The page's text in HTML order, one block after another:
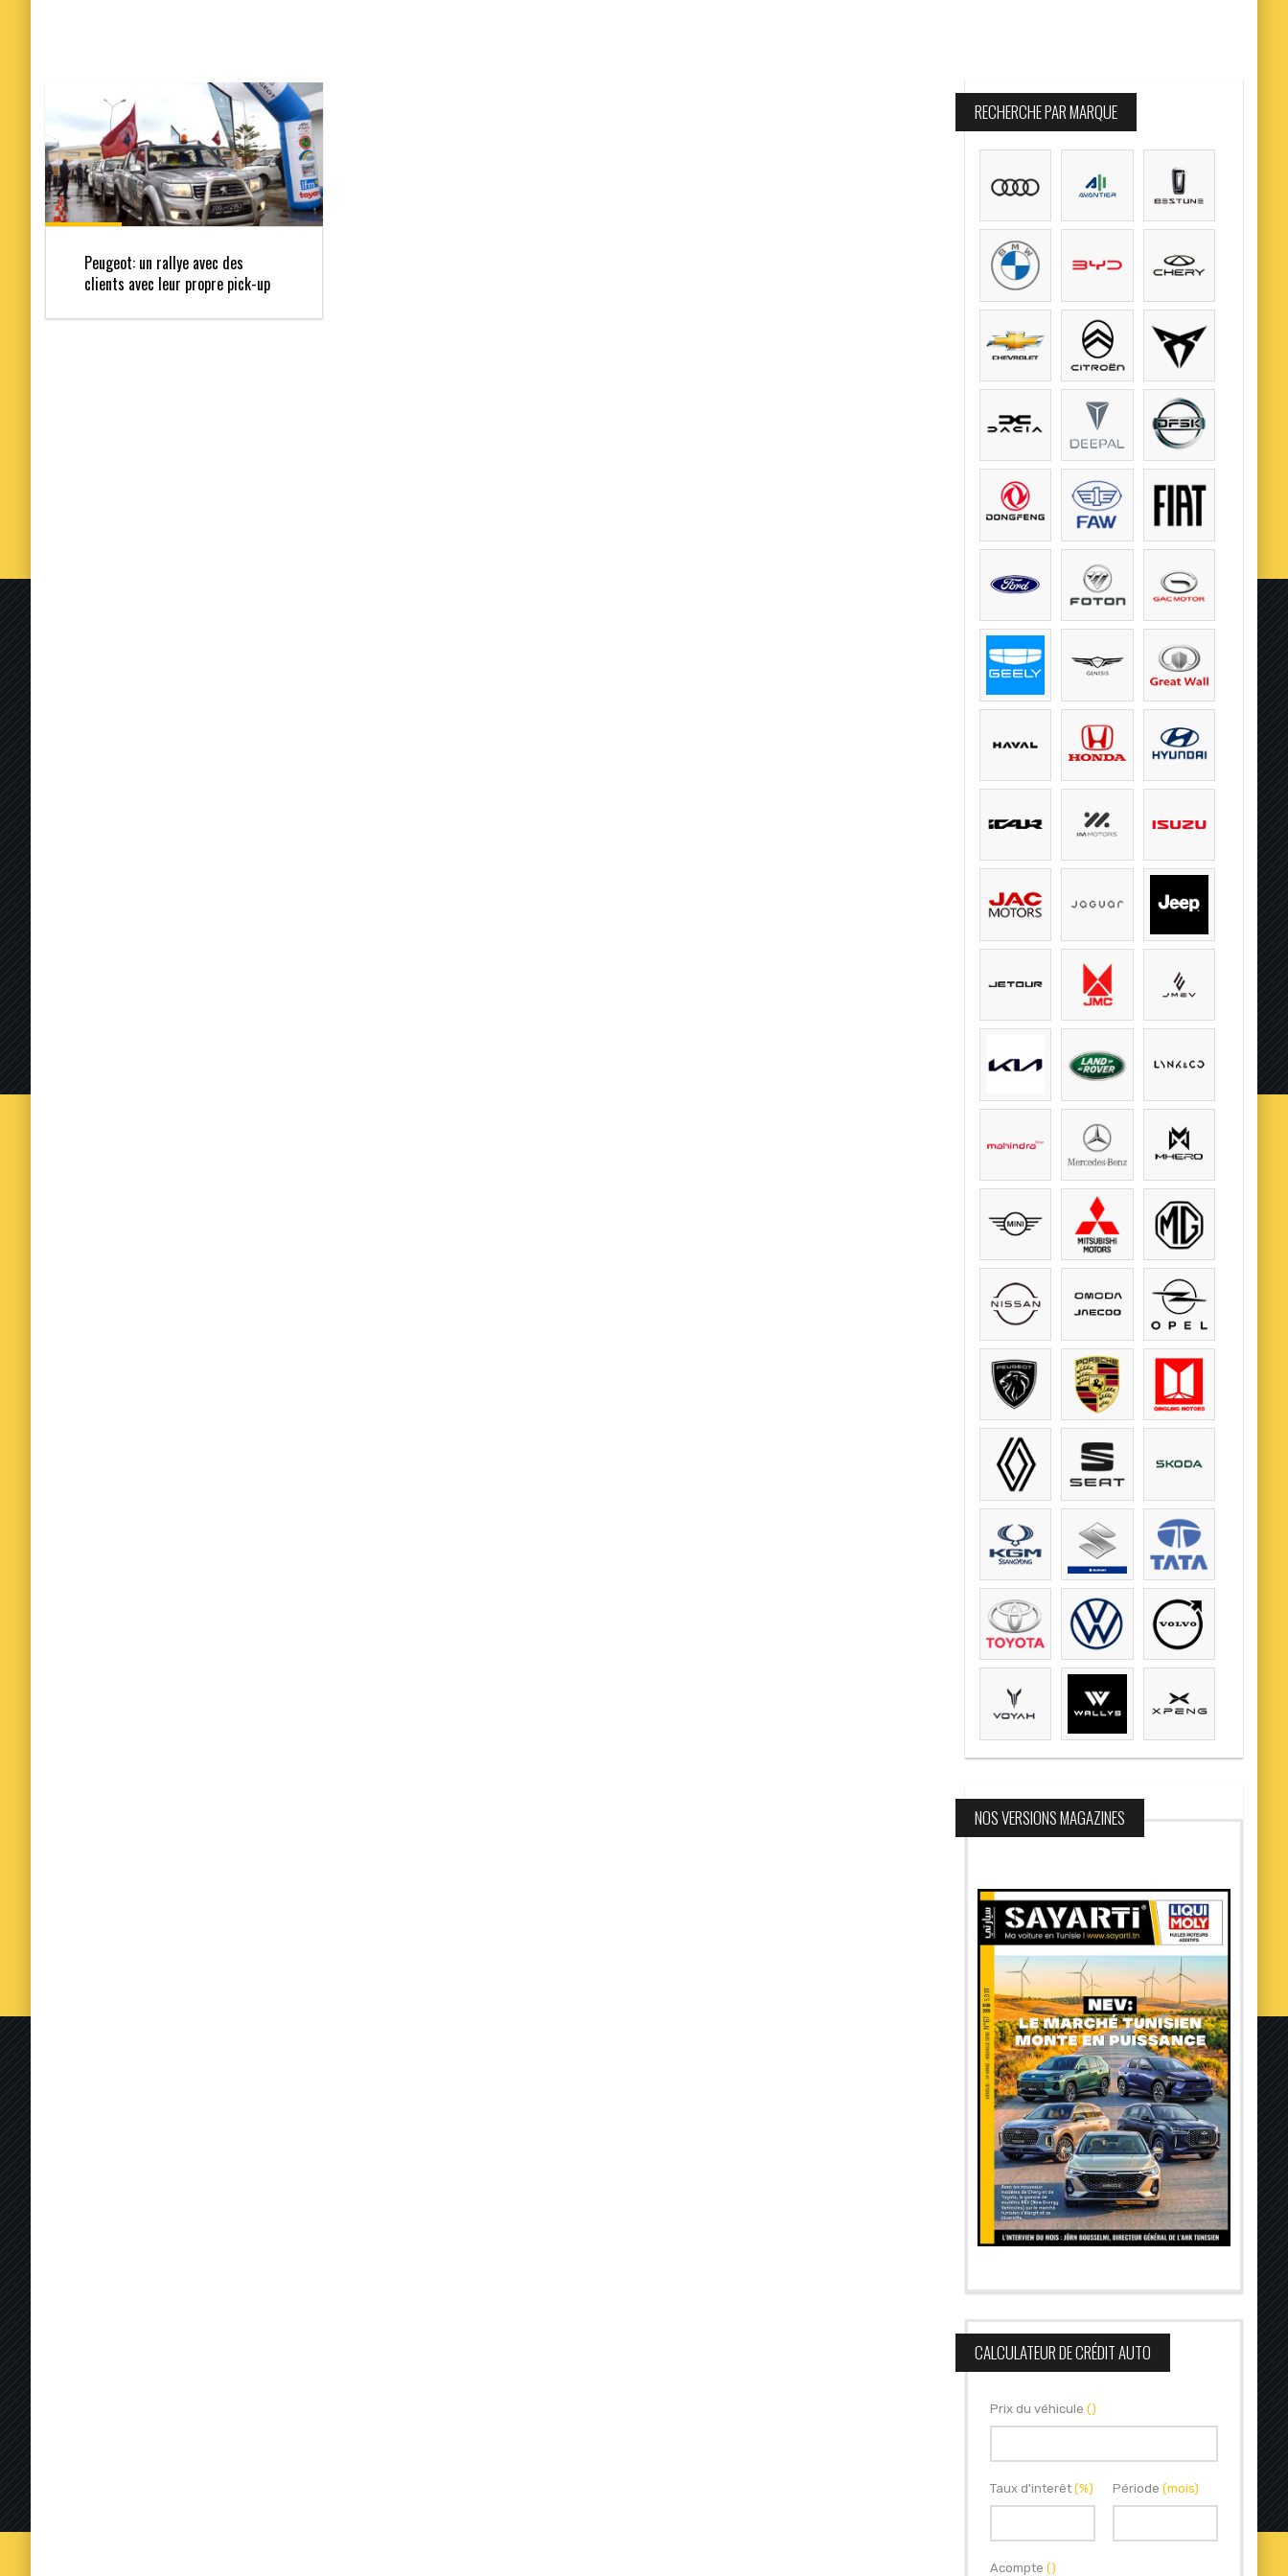
Peugeot: un rallye avec des
clients avec leur propre pick-up
RECHERCHE PAR MARQUE
NOS VERSIONS MAGAZINES
CALCULATEUR DE CRÉDIT AUTO
Prix du véhicule ()
Taux d'interêt (%) Période (mois)
Acompte ()